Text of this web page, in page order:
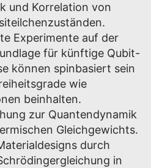
und Korrelation von
Experimente auf der
für künftige Qubit-
können spinbasiert sein
wie
beinhalten.
zur Quantendynamik
Gleichgewichts.
durch
in